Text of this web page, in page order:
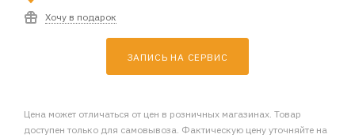
Хочу в подарок
ЗАПИСЬ НА СЕРВИС
Цена может отличаться от цен в розничных магазинах. Товар
доступен только для самовывоза. Фактическую цену уточняйте на